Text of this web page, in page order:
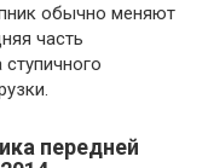
обычно меняют
часть
передней